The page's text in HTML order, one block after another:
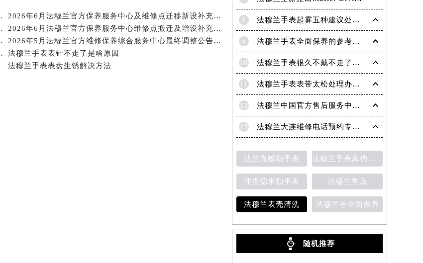
写字楼21层2102室（需提前预约）
中心写字楼20层01室（需提前预约）
服务中心（需提前预约）
中心（需提前预约）
新设补充公告
2026年6月法穆兰官方保养服务中心及维修点迁移新设补充公告原文内容公示
告原文最终公开
2026年6月法穆兰官方保养服务中心维修点搬迁及增设补充方案文本
总文本内容公示
2026年5月法穆兰官方维修保养综合服务中心最终调整公告（含迁址）确认
搬迁及新开）
法穆兰手表表针不走了是啥原因
法穆兰手表表盘生锈解决方法
8 法穆兰手表起雾五种建议处理方法！
9 法穆兰手表全面保养的参考建议！
10 法穆兰手表很久不戴不走了处理技巧盘点
11 法穆兰手表表带太松处理办法详解
12 法穆兰中国官方售后服务中心｜地址与客户服务热线权威信息通知（2026年7月最新）
13 法穆兰大连维修电话预约专业售后保养服务权威公示（2026年7月最新）
法兰克穆勒手表 法穆兰手表真伪鉴别
理查德米勒手表 法穆兰售后
法穆兰表壳清洗 法穆兰手全面保养
随机推荐